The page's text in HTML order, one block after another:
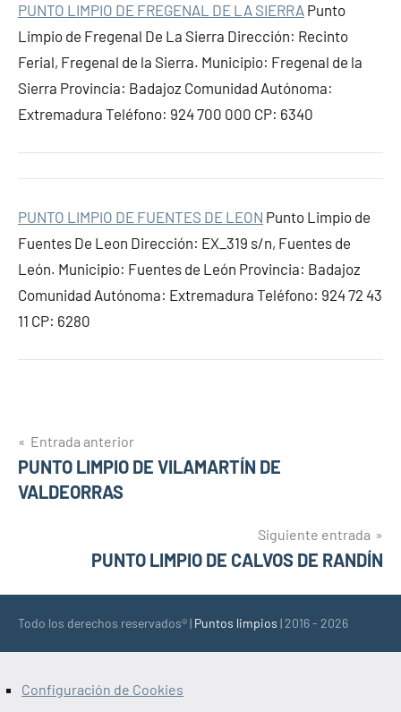
PUNTO LIMPIO DE FREGENAL DE LA SIERRA Punto
Limpio de Fregenal De La Sierra Dirección: Recinto
Ferial, Fregenal de la Sierra. Municipio: Fregenal de la
Sierra Provincia: Badajoz Comunidad Autónoma:
Extremadura Teléfono: 924 700 000 CP: 6340
PUNTO LIMPIO DE FUENTES DE LEON Punto Limpio de
Fuentes De Leon Dirección: EX_319 s/n, Fuentes de
León. Municipio: Fuentes de León Provincia: Badajoz
Comunidad Autónoma: Extremadura Teléfono: 924 72 43
11 CP: 6280
Navegación
de
Entrada anterior
PUNTO LIMPIO DE VILAMARTÍN DE
VALDEORRAS
Siguiente entrada
PUNTO LIMPIO DE CALVOS DE RANDÍN
Todo los derechos reservados® | Puntos limpios | 2016 - 2026
Configuración de Cookies